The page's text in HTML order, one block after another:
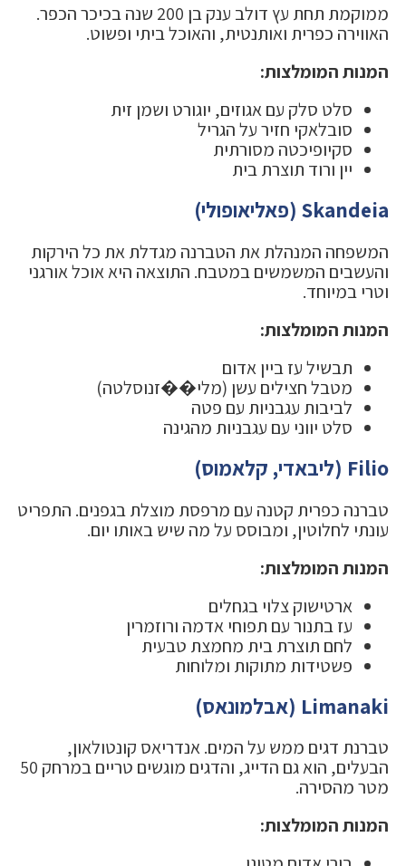
ממוקמת תחת עץ דולב ענק בן 200 שנה בכיכר הכפר.
האווירה כפרית ואותנטית, והאוכל ביתי ופשוט.
המנות המומלצות:
סלט סלק עם אגוזים, יוגורט ושמן זית
סובלאקי חזיר על הגריל
סקיופיכטה מסורתית
יין ורוד תוצרת בית
Skandeia (פאליאופולי)
המשפחה המנהלת את הטברנה מגדלת את כל הירקות
והעשבים המשמשים במטבח. התוצאה היא אוכל אורגני
וטרי במיוחד.
המנות המומלצות:
תבשיל עז ביין אדום
מטבל חצילים עשן (מלי��זנוסלטה)
לביבות עגבניות עם פטה
סלט יווני עם עגבניות מהגינה
Filio (ליבאדי, קלאמוס)
טברנה כפרית קטנה עם מרפסת מוצלת בגפנים. התפריט
עונתי לחלוטין, ומבוסס על מה שיש באותו יום.
המנות המומלצות:
ארטישוק צלוי בגחלים
עז בתנור עם תפוחי אדמה ורוזמרין
לחם תוצרת בית מחמצת טבעית
פשטידות מתוקות ומלוחות
Limanaki (אבלמונאס)
טברנת דגים ממש על המים. אנדריאס קונטולאון,
הבעלים, הוא גם הדייג, והדגים מוגשים טריים במרחק 50
מטר מהסירה.
המנות המומלצות: